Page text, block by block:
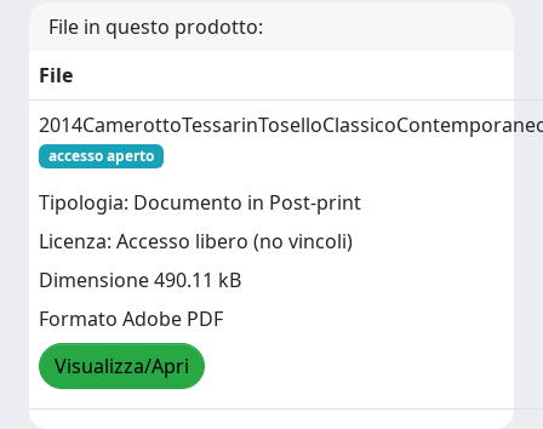
File in questo prodotto:
File
accesso aperto
Tipologia: Documento in Post-print
Licenza: Accesso libero (no vincoli)
Dimensione 490.11 kB
Formato Adobe PDF
Visualizza/Apri